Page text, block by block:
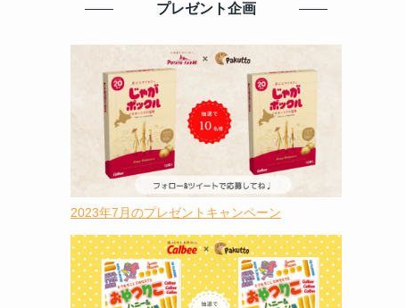
プレゼント企画
2023年7月のプレゼントキャンペーン